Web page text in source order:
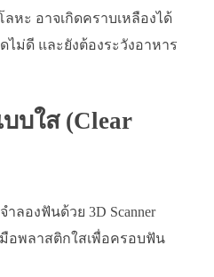
ลหะ อาจเกิดคราบเหลืองได้
ไม่ดี และยังต้องระวังอาหาร
บใส (Clear
ลองฟันด้วย 3D Scanner
อพลาสติกใสเพื่อครอบฟัน